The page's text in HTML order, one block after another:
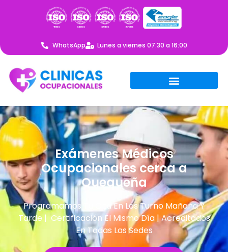
WhatsApp Lunes a viernes 07:30 a 16:00
Exámenes Médicos
Ocupacionales cerca a
Quequeña
Programamos Tu Cita En Los Turno Mañana Y
Tarde | Certificación El Mismo Día | Acreditados
En Todas Las Sedes